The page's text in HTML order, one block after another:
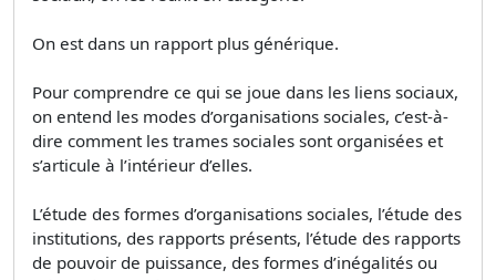
On est dans un rapport plus générique.
Pour comprendre ce qui se joue dans les liens sociaux,
on entend les modes d’organisations sociales, c’est-à-
dire comment les trames sociales sont organisées et
s’articule à l’intérieur d’elles.
L’étude des formes d’organisations sociales, l’étude des
institutions, des rapports présents, l’étude des rapports
de pouvoir de puissance, des formes d’inégalités ou